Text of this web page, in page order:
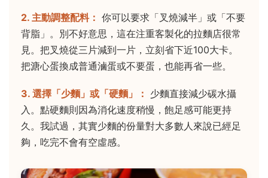
2. 主動調整配料： 你可以要求「叉燒減半」或「不要
背脂」。別不好意思，這在注重客製化的拉麵店很常
見。把叉燒從三片減到一片，立刻省下近100大卡。
把溏心蛋換成普通滷蛋或不要蛋，也能再省一些。
3. 選擇「少麵」或「硬麵」： 少麵直接減少碳水攝
入。點硬麵則因為消化速度稍慢，飽足感可能更持
久。我試過，其實少麵的份量對大多數人來說已經足
夠，吃完不會有空虛感。